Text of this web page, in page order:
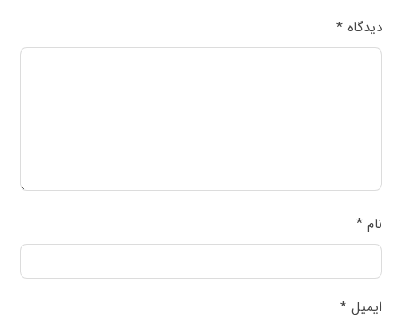
دیدگاه*
نام*
ایمیل*